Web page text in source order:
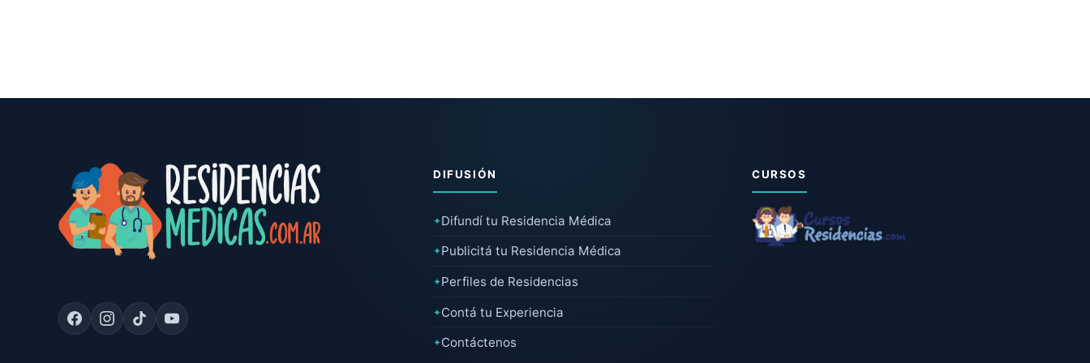
DIFUSIÓN
✦Difundí tu Residencia Médica
✦Publicitá tu Residencia Médica
✦Perfiles de Residencias
✦Contá tu Experiencia
✦Contáctenos
CURSOS